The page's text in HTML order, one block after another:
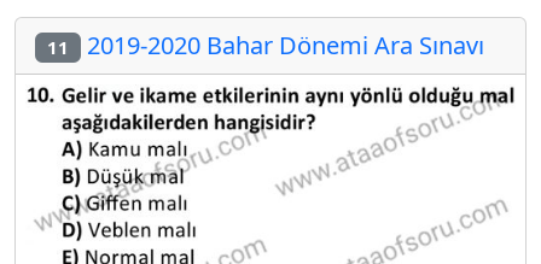
11 2019-2020 Bahar Dönemi Ara Sınavı